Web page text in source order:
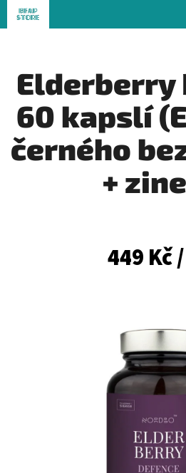
Přejít
na
Elderberry
60 kapslí
černého
+
449 Kč
O
Zpět
Zpět
C
O
P
O